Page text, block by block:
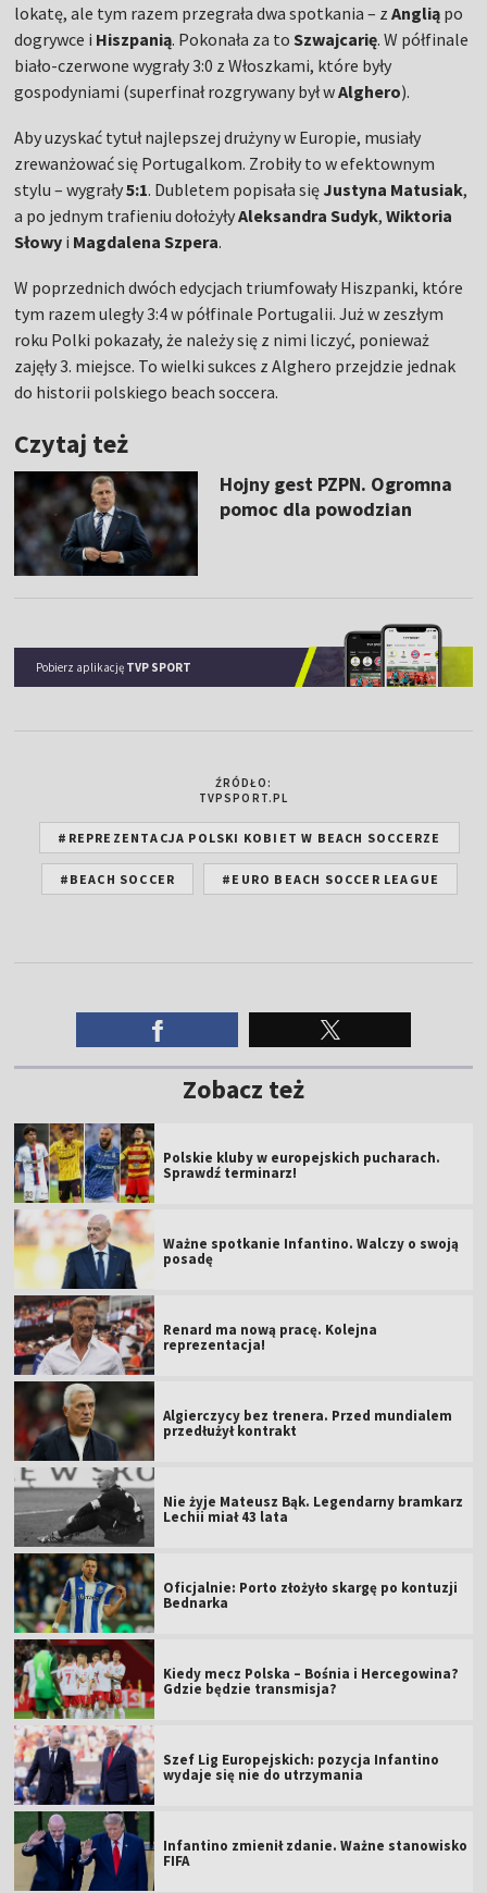
lokatę, ale tym razem przegrała dwa spotkania – zAnglią po
dogrywce i Hiszpanią. Pokonała za toSzwajcarię. W półfinale
biało-czerwone wygrały 3:0 z Włoszkami, które były
gospodyniami (superfinał rozgrywany był wAlghero).
Aby uzyskać tytuł najlepszej drużyny w Europie, musiały
zrewanżować się Portugalkom. Zrobiły to w efektownym
stylu – wygrały5:1. Dubletem popisała się Justyna Matusiak,
a po jednym trafieniu dołożyłyAleksandra Sudyk,Wiktoria
Słowy i Magdalena Szpera.
W poprzednich dwóch edycjach triumfowały Hiszpanki, które
tym razem uległy 3:4 w półfinale Portugalii. Już w zeszłym
roku Polki pokazały, że należy się z nimi liczyć, ponieważ
zajęły 3. miejsce. To wielki sukces z Alghero przejdzie jednak
do historii polskiego beach soccera.
Czytaj też
Hojny gest PZPN. Ogromna
pomoc dla powodzian
Pobierz aplikację TVP SPORT
ŹRÓDŁO:
TVPSPORT.PL
#REPREZENTACJA POLSKI KOBIET W BEACH SOCCERZE
#BEACH SOCCER #EURO BEACH SOCCER LEAGUE
Zobacz też
Polskie kluby w europejskich pucharach.
Sprawdź terminarz!
Ważne spotkanie Infantino. Walczy o swoją
posadę
Renard ma nową pracę. Kolejna
reprezentacja!
Algierczycy bez trenera. Przed mundialem
przedłużył kontrakt
Nie żyje Mateusz Bąk. Legendarny bramkarz
Lechii miał 43 lata
Oficjalnie: Porto złożyło skargę po kontuzji
Bednarka
Kiedy mecz Polska – Bośnia i Hercegowina?
Gdzie będzie transmisja?
Szef Lig Europejskich: pozycja Infantino
wydaje się nie do utrzymania
Infantino zmienił zdanie. Ważne stanowisko
FIFA